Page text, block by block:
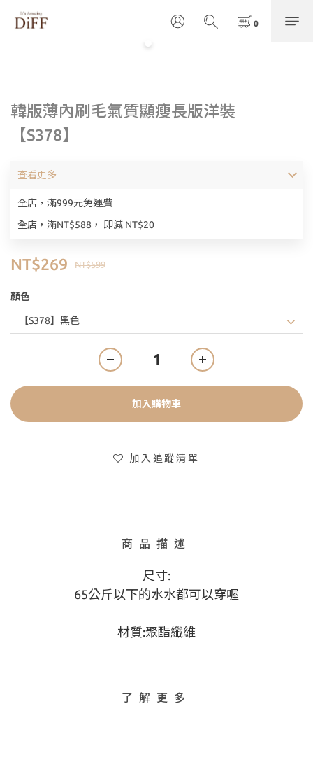
韓版薄內刷毛氣質顯瘦長版洋裝
【S378】
全店，滿999元免運費
全店，滿NT$588， 即減 NT$20
查看更多
NT$599
NT$269
顏色
加入購物車
加入追蹤清單
商品描述
尺寸:
65公斤以下的水水都可以穿喔
材質:聚酯纖維
了解更多